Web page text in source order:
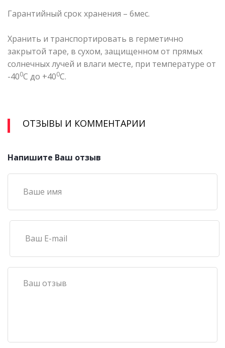
Гарантийный срок хранения – 6мес.
Хранить и транспортировать в герметично
закрытой таре, в сухом, защищенном от прямых
солнечных лучей и влаги месте, при температуре от
-400С до +400С.
ОТЗЫВЫ И КОММЕНТАРИИ
Напишите Ваш отзыв